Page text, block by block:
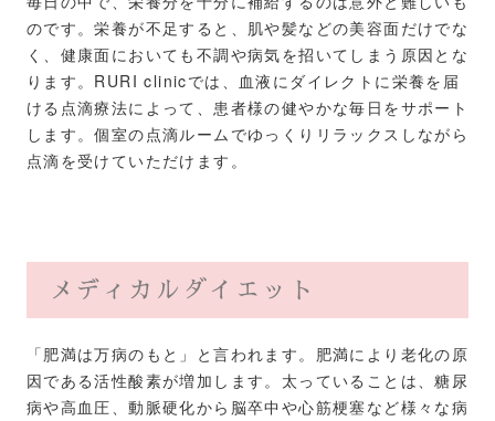
のです。栄養が不足すると、肌や髪などの美容面だけでな
く、健康面においても不調や病気を招いてしまう原因とな
ります。RURI clinicでは、血液にダイレクトに栄養を届
ける点滴療法によって、患者様の健やかな毎日をサポート
します。個室の点滴ルームでゆっくりリラックスしながら
点滴を受けていただけます。
メディカルダイエット
「肥満は万病のもと」と言われます。肥満により老化の原
因である活性酸素が増加します。太っていることは、糖尿
病や高血圧、動脈硬化から脳卒中や心筋梗塞など様々な病